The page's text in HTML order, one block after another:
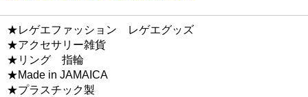
★レゲエファッション レゲエグッズ
★アクセサリー雑貨
★リング 指輪
★Made in JAMAICA
★プラスチック製